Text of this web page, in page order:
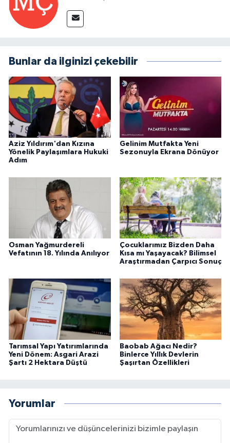
Bunlar da ilginizi çekebilir
Aziz Yıldırım'dan Kızına
Yönelik Paylaşımlara Hukuki
Adım
Gelinim Mutfakta Yeni
Sezonuyla Ekrana Dönüyor
Osman Yağmurdereli
Vefatının 18. Yılında Anılıyor
Çocuklarımız Bizden Daha
Kısa mı Yaşayacak? Bilimsel
Araştırmadan Çarpıcı Sonuç
Tarımsal Yapı Yatırımlarında
Yeni Dönem: Asgari Arazi
Şartı 2 Hektara Düştü
Baobab Ağacı Nedir?
Binlerce Yıllık Devlerin
Şaşırtan Özellikleri
Yorumlar